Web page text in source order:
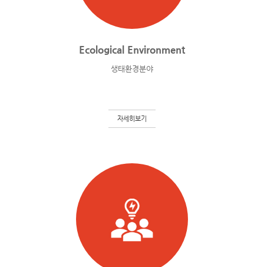
Ecological Environment
생태환경분야
자세히보기